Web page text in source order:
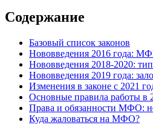
Содержание
Базовый список законов
Нововведения 2016 года:
Нововведения 2018-2020:
Нововведения 2019 года:
Изменения в законе с 2021
Основные правила работы в
Права и обязанности МФО:
Куда жаловаться на МФО?